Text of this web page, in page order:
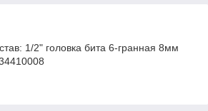
1/2" головка бита 6-гранная 8мм